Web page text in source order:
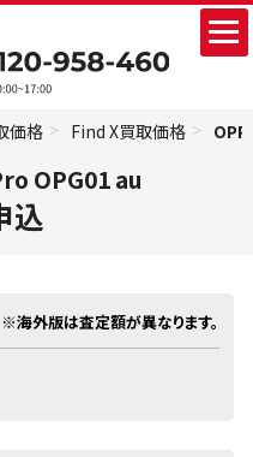
価格 Find X買取価格
OPG01 au
込
※海外版は査定額が異なります。